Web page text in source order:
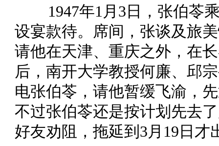
1947年1月3日，张伯苓
设宴款待。席间，张谈及旅
请他在天津、重庆之外，在
后，南开大学教授何廉、邱
电张伯苓，请他暂缓飞渝，
不过张伯苓还是按计划先去
好友劝阻，拖延到3月19日才